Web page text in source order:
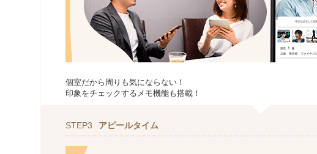
個室だから周りも気にならない！
印象をチェックするメモ機能も搭載！
STEP3 アピールタイム